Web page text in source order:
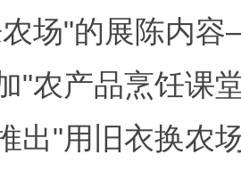
场"的展陈内
"农产品烹饪课
出"用旧衣换农